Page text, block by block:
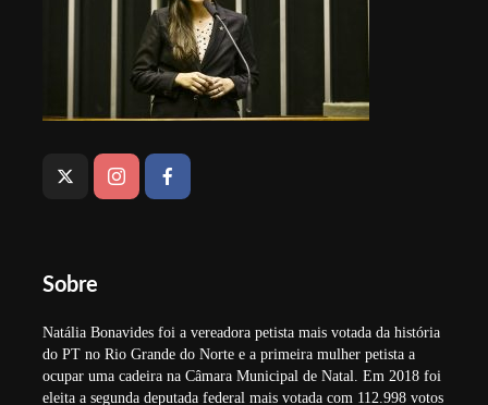
Sobre
Natália Bonavides foi a vereadora petista mais votada da história
do PT no Rio Grande do Norte e a primeira mulher petista a
ocupar uma cadeira na Câmara Municipal de Natal. Em 2018 foi
eleita a segunda deputada federal mais votada com 112.998 votos